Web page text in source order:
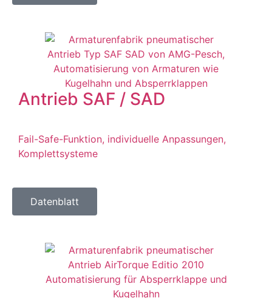
Antrieb SAF / SAD
Fail-Safe-Funktion, individuelle Anpassungen,
Komplettsysteme
Datenblatt